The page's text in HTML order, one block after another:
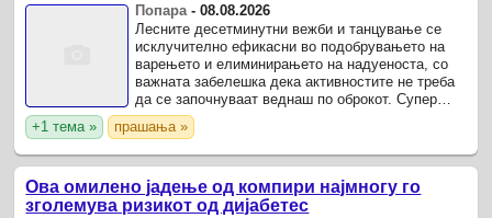
Попара -08.08.2026
Лесните десетминутни вежби и танцување се
исклучително ефикасни во подобрувањето на
варењето и елиминирањето на надуеноста, со
важната забелешка дека активностите не треба
да се започнуваат веднаш по оброкот. Супер
вежбите, како што се наведнувања напред и
извиткување во седечка ...
+1 тема » прашања »
Ова омилено јадење од компири најмногу го
зголемува ризикот од дијабетес